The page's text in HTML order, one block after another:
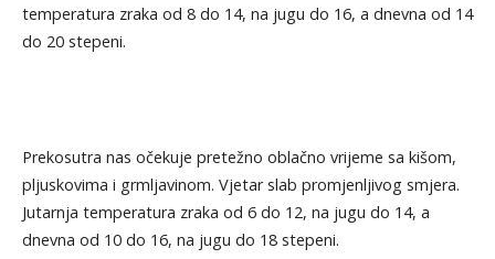
temperatura zraka od 8 do 14, na jugu do 16, a dnevna od 14
do 20 stepeni.
Prekosutra nas očekuje pretežno oblačno vrijeme sa kišom,
pljuskovima i grmljavinom. Vjetar slab promjenljivog smjera.
Jutarnja temperatura zraka od 6 do 12, na jugu do 14, a
dnevna od 10 do 16, na jugu do 18 stepeni.